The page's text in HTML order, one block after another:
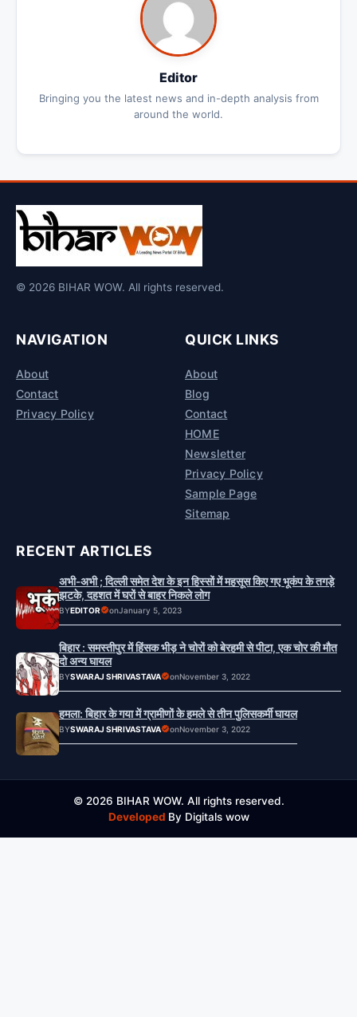
Editor
Bringing you the latest news and in-depth analysis from
around the world.
© 2026 BIHAR WOW. All rights reserved.
NAVIGATION
About
Contact
Privacy Policy
QUICK LINKS
About
Blog
Contact
HOME
Newsletter
Privacy Policy
Sample Page
Sitemap
RECENT ARTICLES
अभी-अभी ; दिल्ली समेत देश के इन हिस्सों में महसूस किए गए भूकंप के तगड़े
झटके, दहशत में घरों से बाहर निकले लोग
BYEDITOR onJanuary 5, 2023
बिहार : समस्तीपुर में हिंसक भीड़ ने चोरों को बेरहमी से पीटा, एक चोर की मौत
दो अन्य घायल
BYSWARAJ SHRIVASTAVA onNovember 3, 2022
हमला: बिहार के गया में ग्रामीणों के हमले से तीन पुलिसकर्मी घायल
BYSWARAJ SHRIVASTAVA onNovember 3, 2022
© 2026 BIHAR WOW. All rights reserved.
Developed By Digitals wow